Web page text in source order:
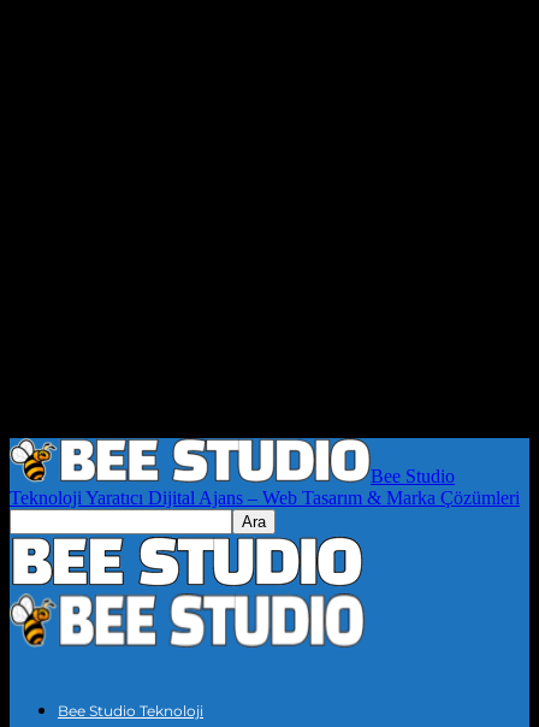
Bee Studio
Teknoloji Yaratıcı Dijital Ajans – Web Tasarım & Marka Çözümleri
Bee Studio Teknoloji